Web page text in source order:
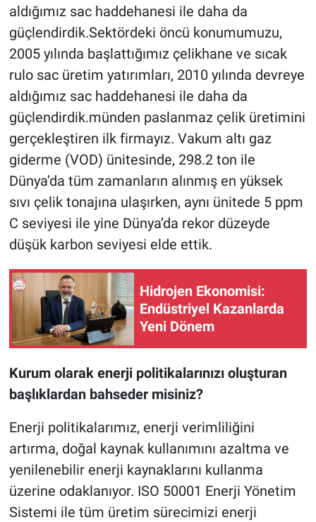
aldığımız sac haddehanesi ile daha da
güçlendirdik.Sektördeki öncü konumumuzu,
2005 yılında başlattığımız çelikhane ve sıcak
rulo sac üretim yatırımları, 2010 yılında devreye
aldığımız sac haddehanesi ile daha da
güçlendirdik.münden paslanmaz çelik üretimini
gerçekleştiren ilk firmayız. Vakum altı gaz
giderme (VOD) ünitesinde, 298.2 ton ile
Dünya’da tüm zamanların alınmış en yüksek
sıvı çelik tonajına ulaşırken, aynı ünitede 5 ppm
C seviyesi ile yine Dünya’da rekor düzeyde
düşük karbon seviyesi elde ettik.
Hidrojen Ekonomisi:
Endüstriyel Kazanlarda
Yeni Dönem
Kurum olarak enerji politikalarınızı oluşturan
başlıklardan bahseder misiniz?
Enerji politikalarımız, enerji verimliliğini
artırma, doğal kaynak kullanımını azaltma ve
yenilenebilir enerji kaynaklarını kullanma
üzerine odaklanıyor. ISO 50001 Enerji Yönetim
Sistemi ile tüm üretim sürecimizi enerji